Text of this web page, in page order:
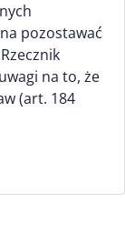
pozostawać
na to, że
(art. 184